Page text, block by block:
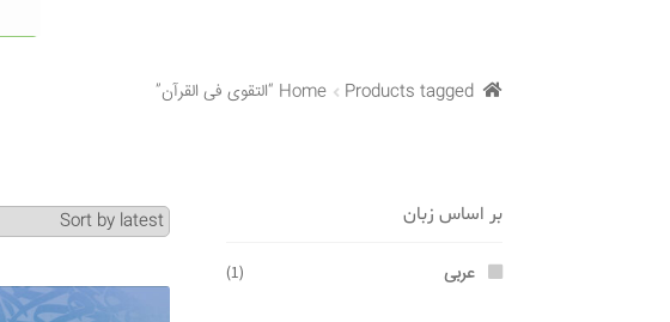
Home Products tagged “التقوی فی القرآن”
بر اساس زبان
عربی (1)